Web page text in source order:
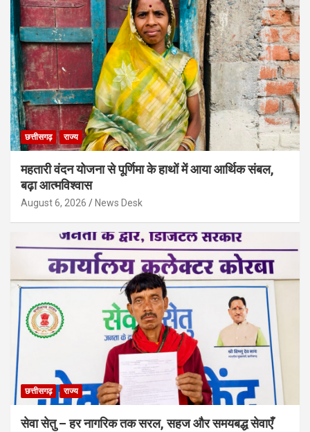
छत्तीसगढ़ राज्य
महतारी वंदन योजना से पूर्णिमा के हाथों में आया आर्थिक संबल,
बढ़ा आत्मविश्वास
August 6, 2026 News Desk
छत्तीसगढ़ राज्य
सेवा सेतु – हर नागरिक तक सरल, सहज और समयबद्ध सेवाएँ